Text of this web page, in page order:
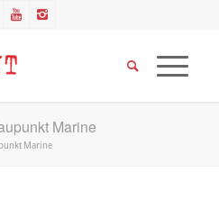
Marine
Marine